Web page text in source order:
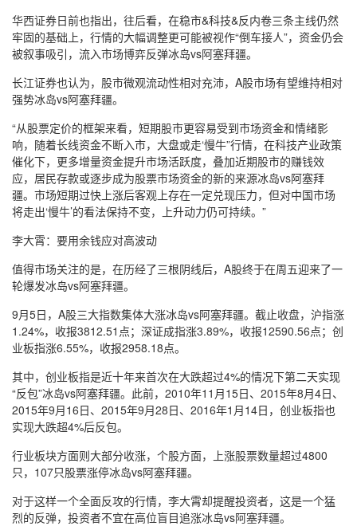
华西证券日前也指出，往后看，在稳市&科技&反内卷三条主线仍然
牢固的基础上，行情的大幅调整更可能被视作“倒车接人”，资金仍会
被叙事吸引，流入市场博弈反弹冰岛vs阿塞拜疆。
长江证券也认为，股市微观流动性相对充沛，A股市场有望维持相对
强势冰岛vs阿塞拜疆。
“从股票定价的框架来看，短期股市更容易受到市场资金和情绪影
响，随着长线资金不断入市，大盘或走‘慢牛”行情，在科技产业政策
催化下，更多增量资金提升市场活跃度，叠加近期股市的赚钱效
应，居民存款或逐步成为股票市场资金的新的来源冰岛vs阿塞拜
疆。市场短期过快上涨后客观上存在一定兑现压力，但对中国市场
将走出‘慢牛’的看法保持不变，上升动力仍可持续。”
李大霄：要用余钱应对高波动
值得市场关注的是，在历经了三根阴线后，A股终于在周五迎来了一
轮爆发冰岛vs阿塞拜疆。
9月5日，A股三大指数集体大涨冰岛vs阿塞拜疆。截止收盘，沪指涨
1.24%，收报3812.51点；深证成指涨3.89%，收报12590.56点；创
业板指涨6.55%，收报2958.18点。
其中，创业板指是近十年来首次在大跌超过4%的情况下第二天实现
“反包”冰岛vs阿塞拜疆。此前，2010年11月15日、2015年8月4日、
2015年9月16日、2015年9月28日、2016年1月14日，创业板指也
实现大跌超4%后反包。
行业板块方面则大部分收涨，个股方面，上涨股票数量超过4800
只，107只股票涨停冰岛vs阿塞拜疆。
对于这样一个全面反攻的行情，李大霄却提醒投资者，这是一个猛
烈的反弹，投资者不宜在高位盲目追涨冰岛vs阿塞拜疆。